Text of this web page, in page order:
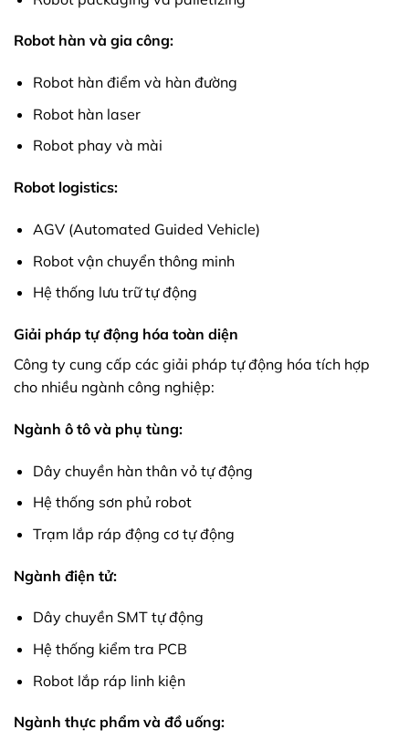
Robot hàn và gia công:
Robot hàn điểm và hàn đường
Robot hàn laser
Robot phay và mài
Robot logistics:
AGV (Automated Guided Vehicle)
Robot vận chuyển thông minh
Hệ thống lưu trữ tự động
Giải pháp tự động hóa toàn diện
Công ty cung cấp các giải pháp tự động hóa tích hợp
cho nhiều ngành công nghiệp:
Ngành ô tô và phụ tùng:
Dây chuyền hàn thân vỏ tự động
Hệ thống sơn phủ robot
Trạm lắp ráp động cơ tự động
Ngành điện tử:
Dây chuyền SMT tự động
Hệ thống kiểm tra PCB
Robot lắp ráp linh kiện
Ngành thực phẩm và đồ uống: